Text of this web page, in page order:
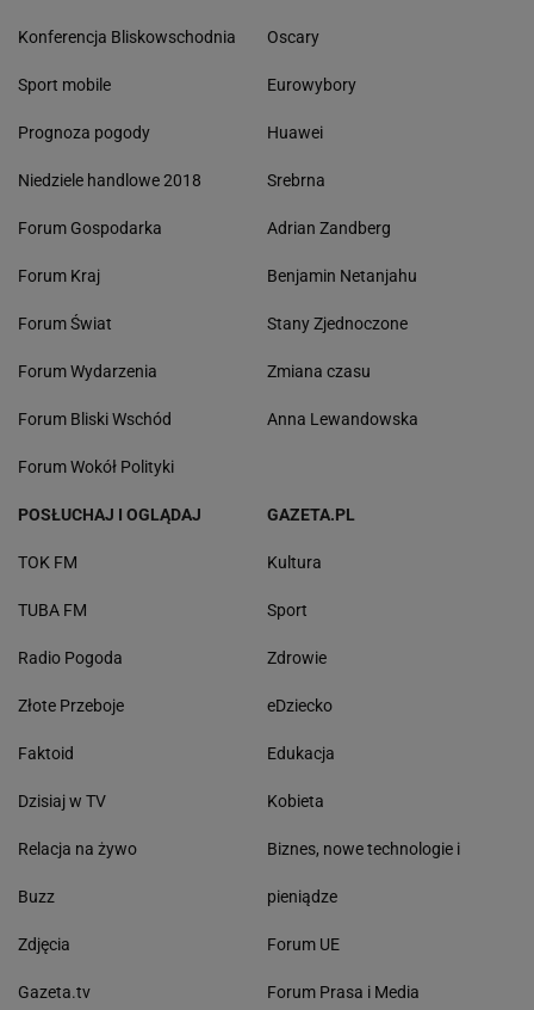
Konferencja Bliskowschodnia
Sport mobile
Prognoza pogody
Niedziele handlowe 2018
Forum Gospodarka
Forum Kraj
Forum Świat
Forum Wydarzenia
Forum Bliski Wschód
Forum Wokół Polityki
Oscary
Eurowybory
Huawei
Srebrna
Adrian Zandberg
Benjamin Netanjahu
Stany Zjednoczone
Zmiana czasu
Anna Lewandowska
POSŁUCHAJ I OGLĄDAJ
TOK FM
TUBA FM
Radio Pogoda
Złote Przeboje
Faktoid
Dzisiaj w TV
Relacja na żywo
Buzz
Zdjęcia
Gazeta.tv
GAZETA.PL
Kultura
Sport
Zdrowie
eDziecko
Edukacja
Kobieta
Biznes, nowe technologie i
pieniądze
Forum UE
Forum Prasa i Media